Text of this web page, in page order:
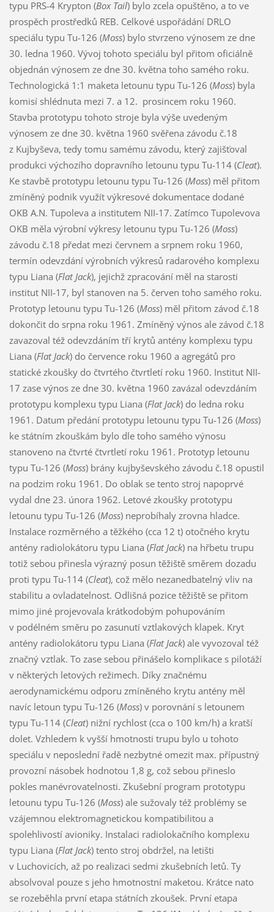
typu PRS-4 Krypton (Box Tail) bylo zcela opuštěno, a to ve
prospěch prostředků REB. Celkové uspořádání DRLO
speciálu typu Tu-126 (Moss) bylo stvrzeno výnosem ze dne
30. ledna 1960. Vývoj tohoto speciálu byl přitom oficiálně
objednán výnosem ze dne 30. května toho samého roku.
Technologická 1:1 maketa letounu typu Tu-126 (Moss) byla
komisí shlédnuta mezi 7. a 12. prosincem roku 1960.
Stavba prototypu tohoto stroje byla výše uvedeným
výnosem ze dne 30. května 1960 svěřena závodu č.18
z Kujbyševa, tedy tomu samému závodu, který zajišťoval
produkci výchozího dopravního letounu typu Tu-114 (Cleat).
Ke stavbě prototypu letounu typu Tu-126 (Moss) měl přitom
zmíněný podnik využít výkresové dokumentace dodané
OKB A.N. Tupoleva a institutem NII-17. Zatímco Tupolevova
OKB měla výrobní výkresy letounu typu Tu-126 (Moss)
závodu č.18 předat mezi červnem a srpnem roku 1960,
termín odevzdání výrobních výkresů radarového komplexu
typu Liana (Flat Jack), jejichž zpracování měl na starosti
institut NII-17, byl stanoven na 5. červen toho samého roku.
Prototyp letounu typu Tu-126 (Moss) měl přitom závod č.18
dokončit do srpna roku 1961. Zmíněný výnos ale závod č.18
zavazoval též odevzdáním tří krytů antény komplexu typu
Liana (Flat Jack) do července roku 1960 a agregátů pro
statické zkoušky do čtvrtého čtvrtletí roku 1960. Institut NII-
17 zase výnos ze dne 30. května 1960 zavázal odevzdáním
prototypu komplexu typu Liana (Flat Jack) do ledna roku
1961. Datum předání prototypu letounu typu Tu-126 (Moss)
ke státním zkouškám bylo dle toho samého výnosu
stanoveno na čtvrté čtvrtletí roku 1961. Prototyp letounu
typu Tu-126 (Moss) brány kujbyševského závodu č.18 opustil
na podzim roku 1961. Do oblak se tento stroj napoprvé
vydal dne 23. února 1962. Letové zkoušky prototypu
letounu typu Tu-126 (Moss) neprobíhaly zrovna hladce.
Instalace rozměrného a těžkého (cca 12 t) otočného krytu
antény radiolokátoru typu Liana (Flat Jack) na hřbetu trupu
totiž sebou přinesla výrazný posun těžiště směrem dozadu
proti typu Tu-114 (Cleat), což mělo nezanedbatelný vliv na
stabilitu a ovladatelnost. Odlišná pozice těžiště se přitom
mimo jiné projevovala krátkodobým pohupováním
v podélném směru po zasunutí vztlakových klapek. Kryt
antény radiolokátoru typu Liana (Flat Jack) ale vyvozoval též
značný vztlak. To zase sebou přinášelo komplikace s pilotáží
v některých letových režimech. Díky značnému
aerodynamickému odporu zmíněného krytu antény měl
navíc letoun typu Tu-126 (Moss) v porovnání s letounem
typu Tu-114 (Cleat) nižní rychlost (cca o 100 km/h) a kratší
dolet. Vzhledem k vyšší hmotnosti trupu bylo u tohoto
speciálu v neposlední řadě nezbytné omezit max. přípustný
provozní násobek hodnotou 1,8 g, což sebou přineslo
pokles manévrovatelnosti. Zkušební program prototypu
letounu typu Tu-126 (Moss) ale sužovaly též problémy se
vzájemnou elektromagnetickou kompatibilitou a
spolehlivostí avioniky. Instalaci radiolokačního komplexu
typu Liana (Flat Jack) tento stroj obdržel, na letišti
v Luchovicích, až po realizaci sedmi zkušebních letů. Ty
absolvoval pouze s jeho hmotnostní maketou. Krátce nato
se rozeběhla první etapa státních zkoušek. První etapa